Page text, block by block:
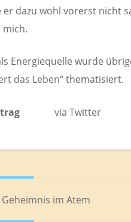
dazu wohl vorerst nicht
mich.
Energiequelle wurde
das Leben“thematisiert.
via Twitter
im Atem